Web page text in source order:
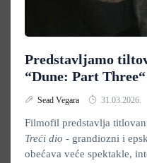
Predstavljamo
“Dune: Part Three“
Sead Vegara 31.03.2026.
Filmofil predstavlja
Treći dio - grandiozni i
obećava veće spektakle,